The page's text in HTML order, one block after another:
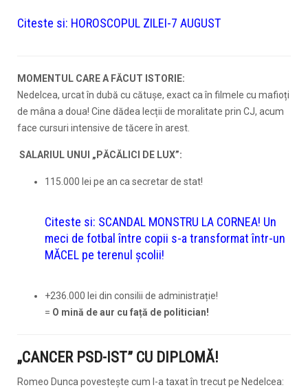
Citeste si: HOROSCOPUL ZILEI-7 AUGUST
MOMENTUL CARE A FĂCUT ISTORIE:
Nedelcea, urcat în dubă cu cătușe, exact ca în filmele cu mafioți
de mâna a doua! Cine dădea lecții de moralitate prin CJ, acum
face cursuri intensive de tăcere în arest.
SALARIUL UNUI „PĂCĂLICI DE LUX”:
115.000 lei pe an ca secretar de stat!
Citeste si: SCANDAL MONSTRU LA CORNEA! Un
meci de fotbal între copii s-a transformat într-un
MĂCEL pe terenul școlii!
+236.000 lei din consilii de administrație!
= O mină de aur cu față de politician!
„CANCER PSD-IST” CU DIPLOMĂ!
Romeo Dunca povestește cum l-a taxat în trecut pe Nedelcea: